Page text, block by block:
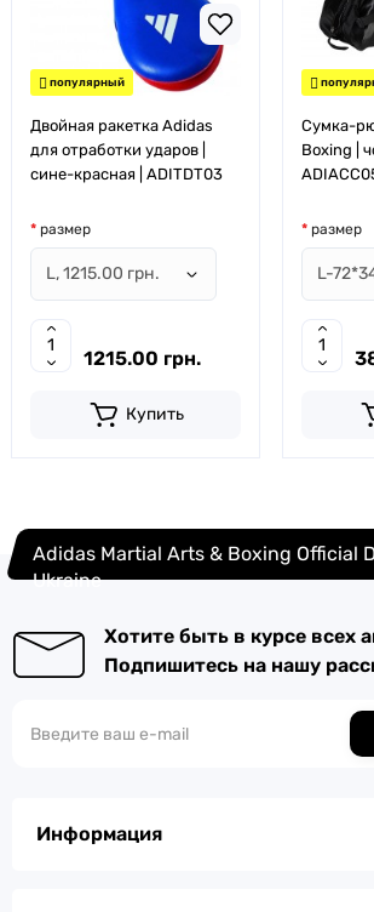
популярный
Двойная ракетка Adidas
для отработки ударов |
сине-красная | ADITDT03
размер
1215.00 грн.
Купить
Сумка-
Boxing |
размер
Adidas Martial Arts & Boxing Official
Ukraine
Хотите быть в курсе всех
Подпишитесь на нашу
Информация